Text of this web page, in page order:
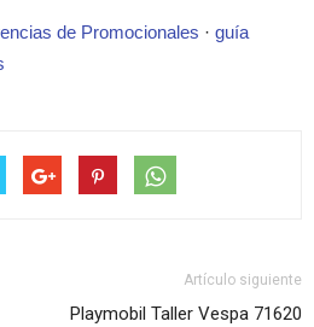
de Promocionales · guía
Artículo siguiente
Playmobil Taller Vespa 71620